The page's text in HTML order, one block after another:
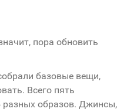
пора обновить
базовые вещи,
Всего пять
образов. Джинсы,